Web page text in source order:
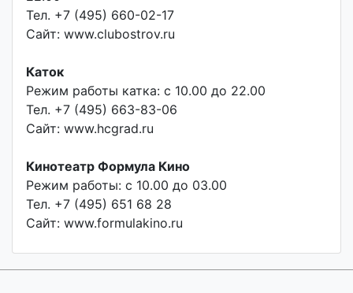
Тел. +7 (495) 660-02-17
Сайт: www.clubostrov.ru
Каток
Режим работы катка: с 10.00 до 22.00
Тел. +7 (495) 663-83-06
Сайт: www.hcgrad.ru
Кинотеатр Формула Кино
Режим работы: с 10.00 до 03.00
Тел. +7 (495) 651 68 28
Сайт: www.formulakino.ru